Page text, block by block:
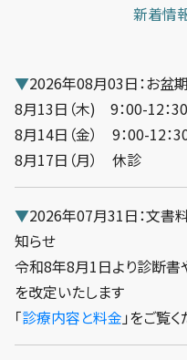
新着情
▼2026年08月03日：お盆
8月13日（木) 9：00-12：30
8月14日（金） 9：00-12：
8月17日（月） 休診
▼2026年07月31日：文書
知らせ
令和8年8月1日より診断
を改定いたします
「診療内容と料金 」をご覧